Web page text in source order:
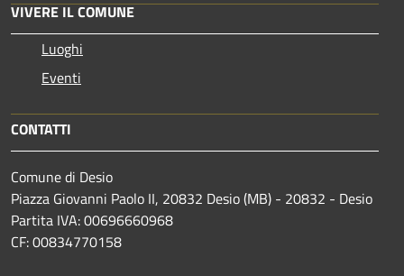
VIVERE IL COMUNE
Luoghi
Eventi
CONTATTI
Comune di Desio
Piazza Giovanni Paolo II, 20832 Desio (MB) - 20832 - Desio
Partita IVA: 00696660968
CF: 00834770158